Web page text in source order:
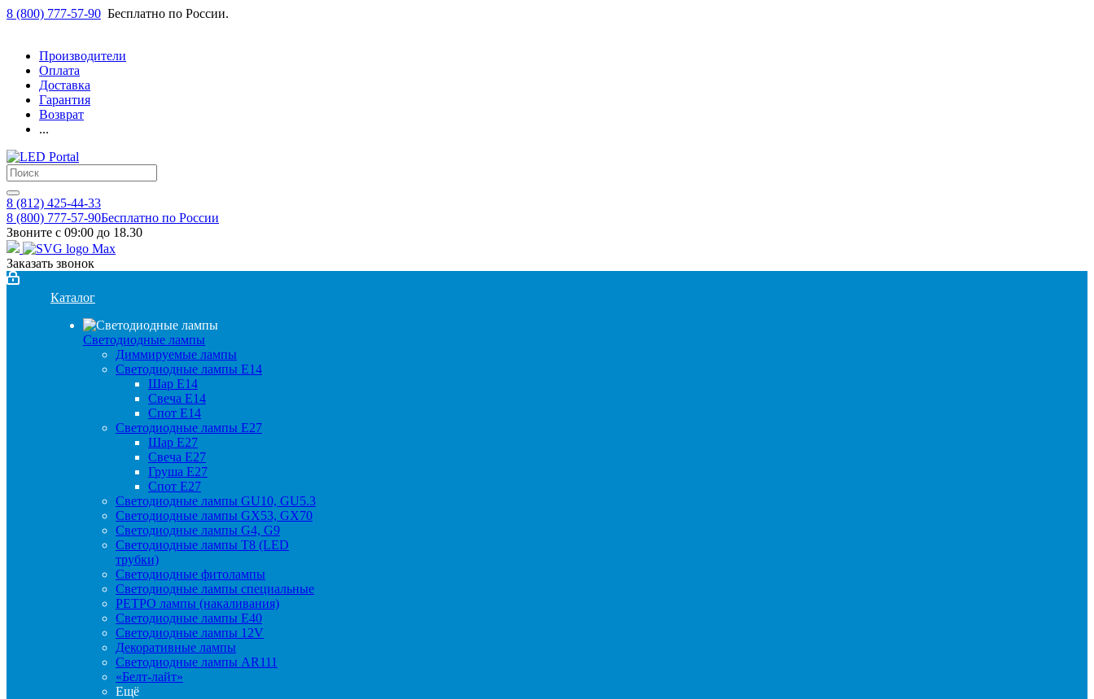
8 (800) 777-57-90 Бесплатно по России.
Производители
Оплата
Доставка
Гарантия
Возврат
...
8 (812) 425-44-33
8 (800) 777-57-90Бесплатно по России
Звоните с 09:00 до 18.30
Заказать звонок
Каталог
Светодиодные лампы
Диммируемые лампы
Светодиодные лампы Е14
Шар Е14
Свеча Е14
Спот Е14
Светодиодные лампы Е27
Шар Е27
Свеча Е27
Груша Е27
Спот Е27
Светодиодные лампы GU10, GU5.3
Светодиодные лампы GX53, GX70
Светодиодные лампы G4, G9
Светодиодные лампы Т8 (LED
трубки)
Светодиодные фитолампы
Светодиодные лампы специальные
РЕТРО лампы (накаливания)
Светодиодные лампы E40
Светодиодные лампы 12V
Декоративные лампы
Светодиодные лампы AR111
«Белт-лайт»
Ещё